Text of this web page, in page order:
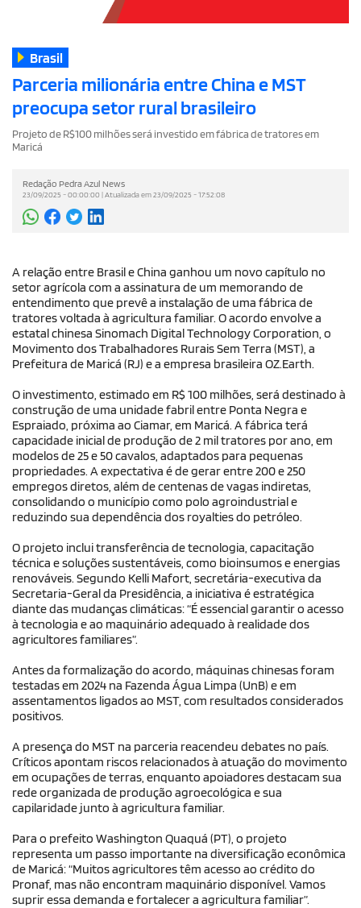
Brasil
Parceria milionária entre China e MST
preocupa setor rural brasileiro
Projeto de R$100 milhões será investido em fábrica de tratores em
Maricá
Redação Pedra Azul News
23/09/2025 - 00:00:00 | Atualizada em 23/09/2025 - 17:52:08
A relação entre Brasil e China ganhou um novo capítulo no
setor agrícola com a assinatura de um memorando de
entendimento que prevê a instalação de uma fábrica de
tratores voltada à agricultura familiar. O acordo envolve a
estatal chinesa Sinomach Digital Technology Corporation, o
Movimento dos Trabalhadores Rurais Sem Terra (MST), a
Prefeitura de Maricá (RJ) e a empresa brasileira OZ.Earth.
O investimento, estimado em R$ 100 milhões, será destinado à
construção de uma unidade fabril entre Ponta Negra e
Espraiado, próxima ao Ciamar, em Maricá. A fábrica terá
capacidade inicial de produção de 2 mil tratores por ano, em
modelos de 25 e 50 cavalos, adaptados para pequenas
propriedades. A expectativa é de gerar entre 200 e 250
empregos diretos, além de centenas de vagas indiretas,
consolidando o município como polo agroindustrial e
reduzindo sua dependência dos royalties do petróleo.
O projeto inclui transferência de tecnologia, capacitação
técnica e soluções sustentáveis, como bioinsumos e energias
renováveis. Segundo Kelli Mafort, secretária-executiva da
Secretaria-Geral da Presidência, a iniciativa é estratégica
diante das mudanças climáticas: “É essencial garantir o acesso
à tecnologia e ao maquinário adequado à realidade dos
agricultores familiares”.
Antes da formalização do acordo, máquinas chinesas foram
testadas em 2024 na Fazenda Água Limpa (UnB) e em
assentamentos ligados ao MST, com resultados considerados
positivos.
A presença do MST na parceria reacendeu debates no país.
Críticos apontam riscos relacionados à atuação do movimento
em ocupações de terras, enquanto apoiadores destacam sua
rede organizada de produção agroecológica e sua
capilaridade junto à agricultura familiar.
Para o prefeito Washington Quaquá (PT), o projeto
representa um passo importante na diversificação econômica
de Maricá: “Muitos agricultores têm acesso ao crédito do
Pronaf, mas não encontram maquinário disponível. Vamos
suprir essa demanda e fortalecer a agricultura familiar”.